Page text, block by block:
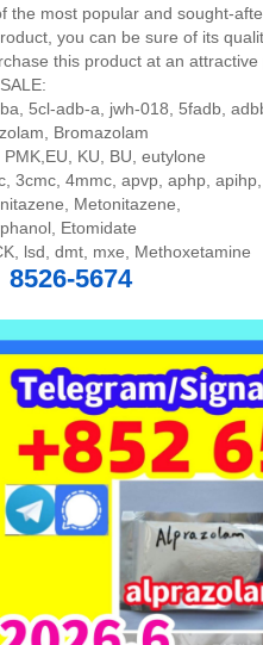
the most popular and sought-
you can be sure of its
this product at an attractive
5cl-adb-a, jwh-018, 5fadb,
Bromazolam
PMK,EU, KU, BU, eutylone
3cmc, 4mmc, apvp, aphp,
Metonitazene,
Etomidate
lsd, dmt, mxe, Methoxetamine
8526-5674